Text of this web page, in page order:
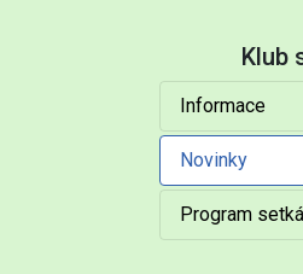
Klub
Informace
Novinky
Program